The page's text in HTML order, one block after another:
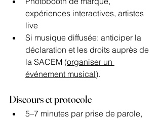
expériences interactives, artistes
live
Si musique diffusée: anticiper la
déclaration et les droits auprès de
la SACEM (organiser un
événement musical).
Discours et protocole
5–7 minutes par prise de parole,